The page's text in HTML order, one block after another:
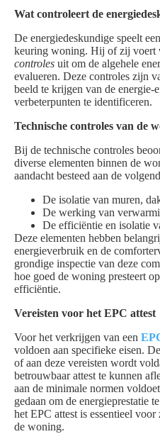
Wat controleert de
De energiedeskundige speelt
keuring woning. Hij of zij voert
controles uit om de algehele
evalueren. Deze controles zijn
beeld te krijgen van de energie-
verbeterpunten te identificeren.
Technische controles van de
Bij de technische controles
diverse elementen binnen de
aandacht besteed aan de
De isolatie van muren,
De werking van
De efficiëntie en isolatie
Deze elementen hebben
energieverbruik en de
grondige inspectie van deze
hoe goed de woning presteert
efficiëntie.
Vereisten voor het EPC attest
Voor het verkrijgen van een
voldoen aan specifieke eisen.
of aan deze vereisten wordt
betrouwbaar attest te kunnen
aan de minimale normen
gedaan om de energieprestatie
het EPC attest is essentieel
de woning.